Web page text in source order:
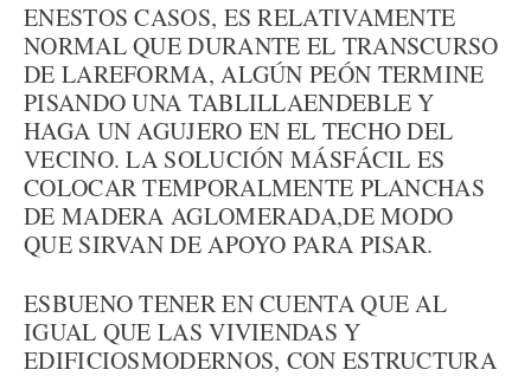
ENESTOS CASOS, ES RELATIVAMENTE
NORMAL QUE DURANTE EL TRANSCURSO
DE LAREFORMA, ALGÚN PEÓN TERMINE
PISANDO UNA TABLILLAENDEBLE Y
HAGA UN AGUJERO EN EL TECHO DEL
VECINO. LA SOLUCIÓN MÁSFÁCIL ES
COLOCAR TEMPORALMENTE PLANCHAS
DE MADERA AGLOMERADA,DE MODO
QUE SIRVAN DE APOYO PARA PISAR.
ESBUENO TENER EN CUENTA QUE AL
IGUAL QUE LAS VIVIENDAS Y
EDIFICIOSMODERNOS, CON ESTRUCTURA